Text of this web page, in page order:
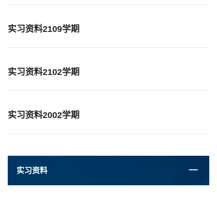
实习资料2109学期
实习资料2102学期
实习资料2002学期
实习资料